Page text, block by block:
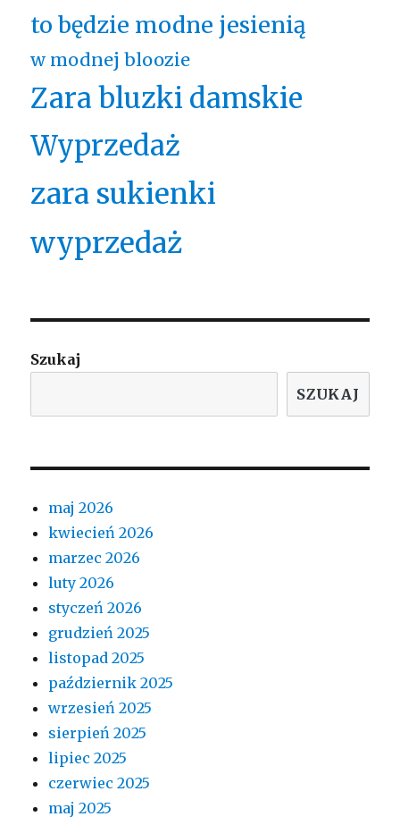
to będzie modne jesienią
w modnej bloozie
Zara bluzki damskie
Wyprzedaż
zara sukienki
wyprzedaż
Szukaj
SZUKAJ
maj 2026
kwiecień 2026
marzec 2026
luty 2026
styczeń 2026
grudzień 2025
listopad 2025
październik 2025
wrzesień 2025
sierpień 2025
lipiec 2025
czerwiec 2025
maj 2025